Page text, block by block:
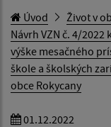
Úvod Život v
Návrh VZN č. 4/
výške mesačného
škole a školských
obce Rokycany
01.12.2022